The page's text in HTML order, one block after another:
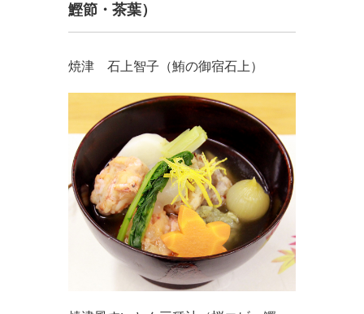
鰹節・茶葉）
焼津 石上智子（鮪の御宿石上）